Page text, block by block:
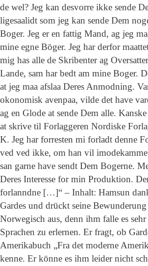
de wel? Jeg kan desvorre ikke sende
ligesaalidt som jeg kan sende Dem
Boger. Jeg er en fattig Mand, ag jeg
mine egne Böger. Jeg har derfor
mig has alle de Skribenter ag
Lande, sam har bedt am mine Boger.
at jeg maa afslaa Deres Anmodning.
okonomisk avenpaa, vilde det have
ag en Glode at sende Dem alle.
at skrive til Forlaggeren Nordiske
K. Jeg har forresten mi forladt denne
ved ved ikke, om han vil
san garne have sendt Dem Bogerne.
Deres Interesse for min Produktion.
forlanndne […]“ – Inhalt: Hamsun
Gardes und drückt seine Bewunderung
Norwegisch aus, denn ihm falle es
Sprachen zu erlernen. Er fragt, ob
Amerikabuch „Fra det moderne
kenne. Er könne es ihm leider nicht